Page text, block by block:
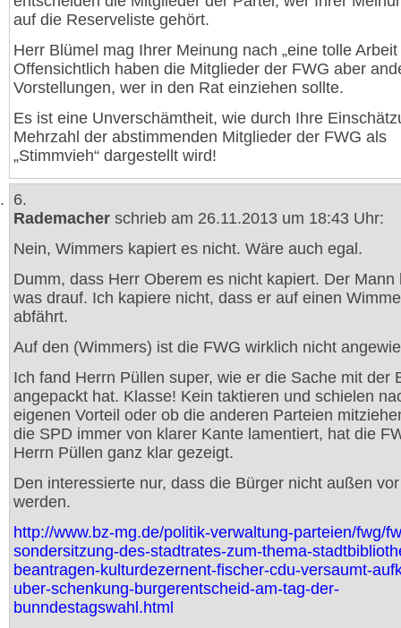
auf die Reserveliste gehört.
Herr Blümel mag Ihrer Meinung nach „eine tolle Arbeit
Offensichtlich haben die Mitglieder der FWG aber
Vorstellungen, wer in den Rat einziehen sollte.
Es ist eine Unverschämtheit, wie durch Ihre
Mehrzahl der abstimmenden Mitglieder der FWG als
„Stimmvieh“ dargestellt wird!
6.
Rademacher schrieb am 26.11.2013 um 18:43 Uhr:
Nein, Wimmers kapiert es nicht. Wäre auch egal.
Dumm, dass Herr Oberem es nicht kapiert. Der Mann
was drauf. Ich kapiere nicht, dass er auf einen
abfährt.
Auf den (Wimmers) ist die FWG wirklich nicht
Ich fand Herrn Püllen super, wie er die Sache mit der
angepackt hat. Klasse! Kein taktieren und schielen
eigenen Vorteil oder ob die anderen Parteien
die SPD immer von klarer Kante lamentiert, hat die
Herrn Püllen ganz klar gezeigt.
Den interessierte nur, dass die Bürger nicht außen
werden.
http://www.bz-mg.de/politik-verwaltung-parteien/fwg/
sondersitzung-des-stadtrates-zum-thema-
beantragen-kulturdezernent-fischer-cdu-versaumt-
uber-schenkung-burgerentscheid-am-tag-der-
bunndestagswahl.html